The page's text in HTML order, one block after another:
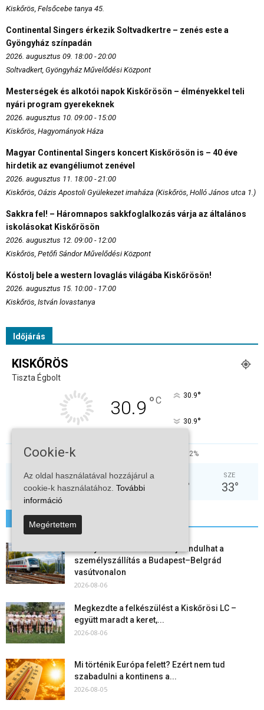
Kiskőrös, Felsőcebe tanya 45.
Continental Singers érkezik Soltvadkertre – zenés este a
Gyöngyház színpadán
2026. augusztus 09. 18:00 - 20:00
Soltvadkert, Gyöngyház Művelődési Központ
Mesterségek és alkotói napok Kiskőrösön – élményekkel teli
nyári program gyerekeknek
2026. augusztus 10. 09:00 - 15:00
Kiskőrös, Hagyományok Háza
Magyar Continental Singers koncert Kiskőrösön is – 40 éve
hirdetik az evangéliumot zenével
2026. augusztus 11. 18:00 - 21:00
Kiskőrös, Oázis Apostoli Gyülekezet imaháza (Kiskőrös, Holló János utca 1.)
Sakkra fel! – Háromnapos sakkfoglalkozás várja az általános
iskolásokat Kiskőrösön
2026. augusztus 12. 09:00 - 12:00
Kiskőrös, Petőfi Sándor Művelődési Központ
Kóstolj bele a western lovaglás világába Kiskőrösön!
2026. augusztus 15. 10:00 - 17:00
Kiskőrös, István lovastanya
Időjárás
KISKŐRÖS
Tiszta Égbolt
30.9 °C 30.9°
30.9°
36% 2%
SZO
30°
VAS
33°
HÉT
35° °
SZE
33°
További hírek
Vitézy Dávid: már ősszel újraindulhat a
személyszállítás a Budapest–Belgrád
vasútvonalon
2026-08-06
Megkezdte a felkészülést a Kiskőrösi LC –
együtt maradt a keret,...
2026-08-06
Mi történik Európa felett? Ezért nem tud
szabadulni a kontinens a...
2026-08-05
Cookie-k
Az oldal használatával hozzájárul a
cookie-k használatához. További
információ
Megértettem